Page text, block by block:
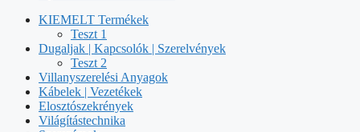
KIEMELT Termékek
Teszt 1
Dugaljak | Kapcsolók | Szerelvények
Teszt 2
Villanyszerelési Anyagok
Kábelek | Vezetékek
Elosztószekrények
Világítástechnika